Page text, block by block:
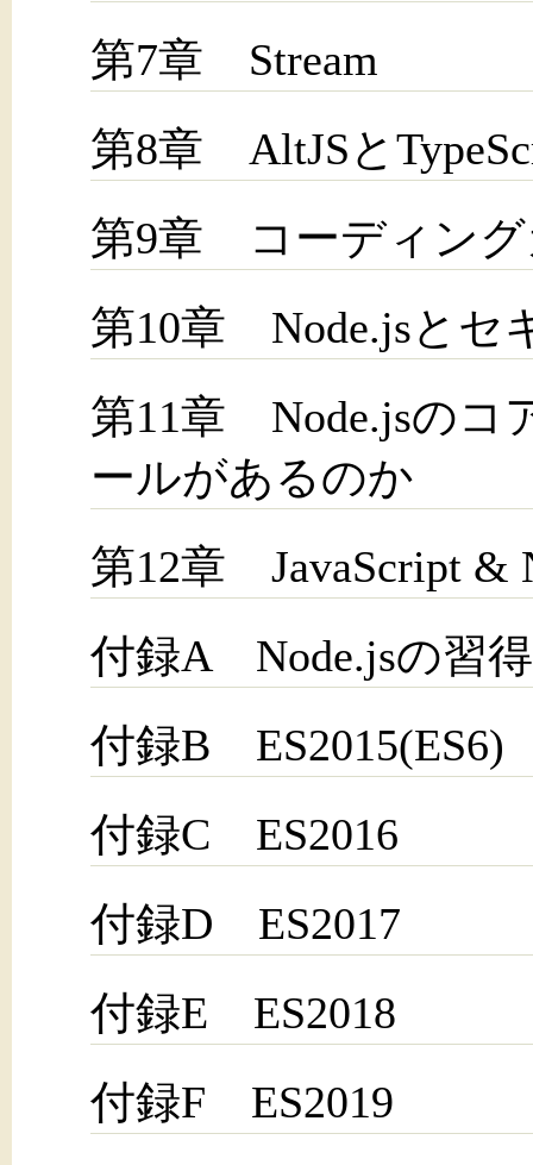
第7章 Stream
第8章 AltJSと
第9章 コーディング
第10章 Node.jsとセ
第11章 Node.jsのコ
ールがあるのか
第12章 JavaScript &
付録A Node.jsの習
付録B ES2015(ES6)
付録C ES2016
付録D ES2017
付録E ES2018
付録F ES2019